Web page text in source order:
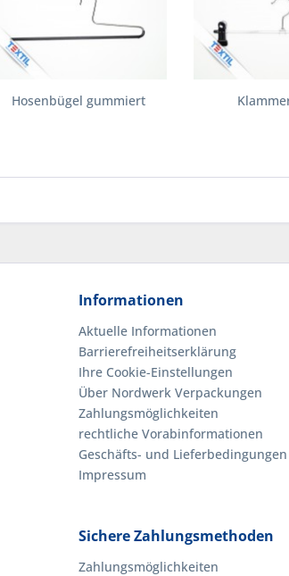
Hosenbügel gummiert
Informationen
Aktuelle Informationen
Barrierefreiheitserklärung
Ihre Cookie-Einstellungen
Über Nordwerk Verpackungen
Zahlungsmöglichkeiten
rechtliche Vorabinformationen
Geschäfts- und Lieferbedingungen
Impressum
Sichere Zahlungsmethoden
Zahlungsmöglichkeiten